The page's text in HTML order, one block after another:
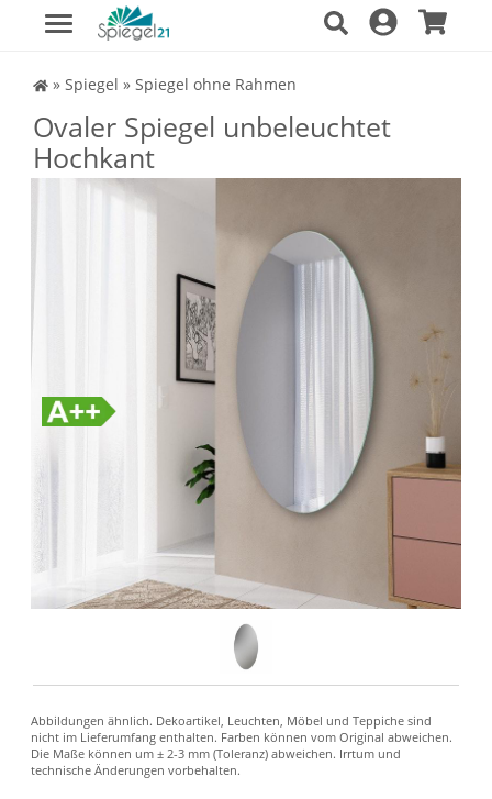
Spiegel Shop
» Spiegel » Spiegel ohne Rahmen
Ovaler Spiegel unbeleuchtet
Hochkant